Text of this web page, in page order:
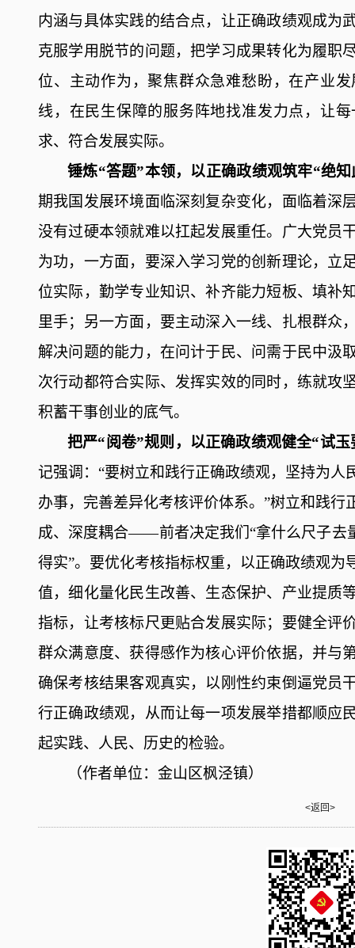
内涵与具体实践的结合点，让正确政绩观成为
克服学用脱节的问题，把学习成果转化为履职
位、主动作为，聚焦群众急难愁盼，在产业
线，在民生保障的服务阵地找准发力点，让
求、符合发展实际。
锤炼“答题”本领，以正确政绩观筑牢“绝
期我国发展环境面临深刻复杂变化，面临着深
没有过硬本领就难以扛起发展重任。 广大党员
为功， 一方面，要深入学习党的创新理论，立
位实际，勤学专业知识、补齐能力短板、填补
里手；另一方面，要主动深入一线、扎根群众
解决问题的能力，在问计于民、问需于民中汲
次行动都符合实际、发挥实效的同时，练就攻
积蓄干事创业的底气。
把严“阅卷”规则，以正确政绩观健全“试
记强调： “要树立和践行正确政绩观，坚持为
办事，完善差异化考核评价体系。”树立和践
成、深度耦合——前者决定我们“拿什么尺子去
得实”。要优化考核指标权重，以正确政绩观
值，细化量化民生改善、生态保护、产业提质
指标，让考核标尺更贴合发展实际；要健全评
群众满意度、获得感作为核心评价依据，并与
确保考核结果客观真实，以刚性约束倒逼党员
行正确政绩观，从而让每一项发展举措都顺应
起实践、人民、历史的检验。
（作者单位：金山区枫泾镇）
<返回>